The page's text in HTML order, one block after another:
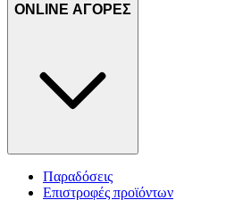
ONLINE ΑΓΟΡΕΣ
Παραδόσεις
Επιστροφές προϊόντων